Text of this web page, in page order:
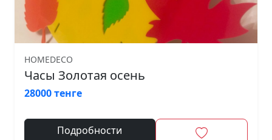
HOMEDECO
Часы Золотая осень
28000 тенге
Подробности